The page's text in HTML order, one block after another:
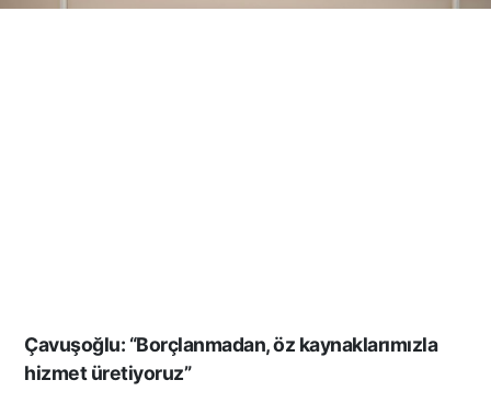
Çavuşoğlu: “Borçlanmadan, öz kaynaklarımızla
hizmet üretiyoruz”